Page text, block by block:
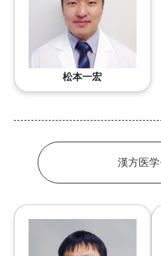
松本一宏
漢方医